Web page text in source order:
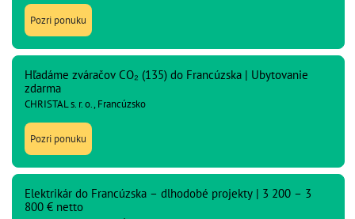
Pozri ponuku
Hľadáme zváračov CO₂ (135) do Francúzska | Ubytovanie
zdarma
CHRISTAL s. r. o., Francúzsko
Pozri ponuku
Elektrikár do Francúzska – dlhodobé projekty | 3 200 – 3
800 € netto